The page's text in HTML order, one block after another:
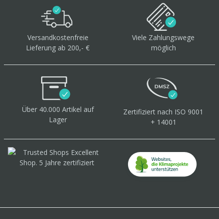
Versandkostenfreie
Lieferung ab 200,- €
Viele Zahlungswege
möglich
Über 40.000 Artikel auf
Lager
Zertifiziert nach ISO 9001
+ 14001